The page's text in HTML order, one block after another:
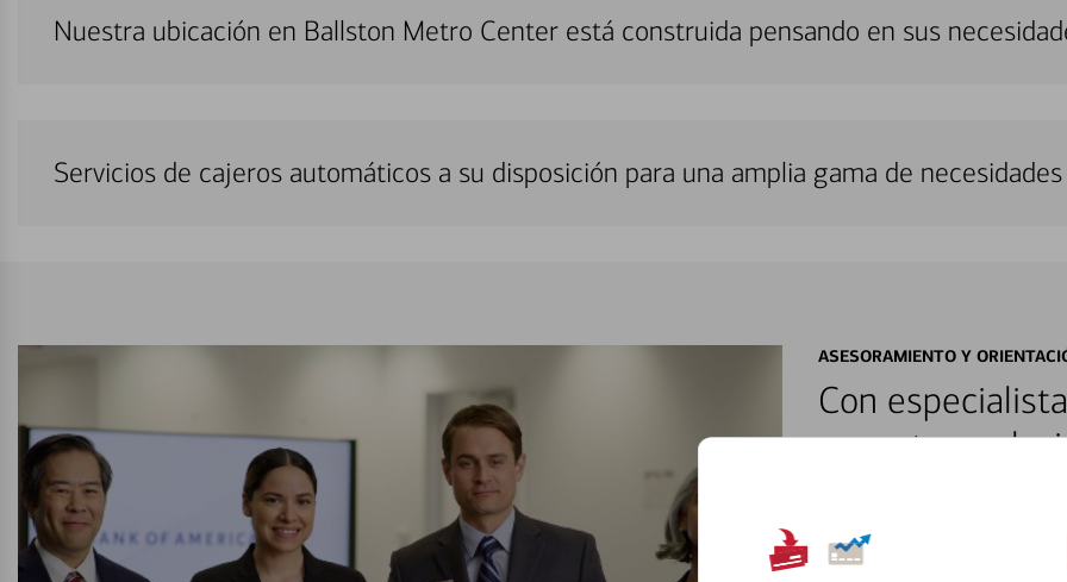
Nuestra ubicación en Ballston Metro Center está construida pensando en sus
Servicios de cajeros automáticos a su disposición para una amplia gama de
ASESORAMIENTO Y
Con
encontrar
Reúnase con especialistas
orientación que necesita, en
personales, hasta el ahorro